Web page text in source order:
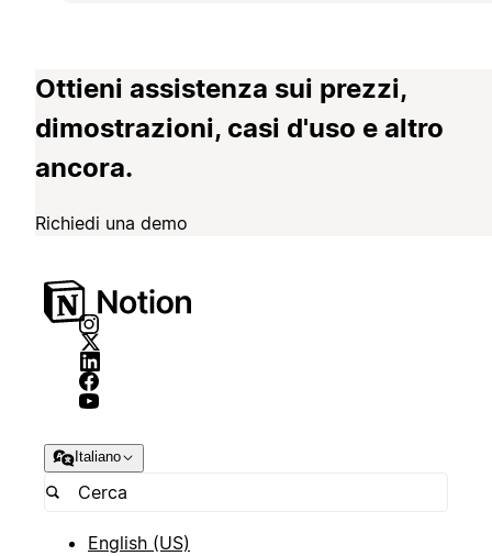
Ottieni assistenza sui prezzi,
dimostrazioni, casi d'uso e altro
ancora.
Richiedi una demo
Italiano
English (US)